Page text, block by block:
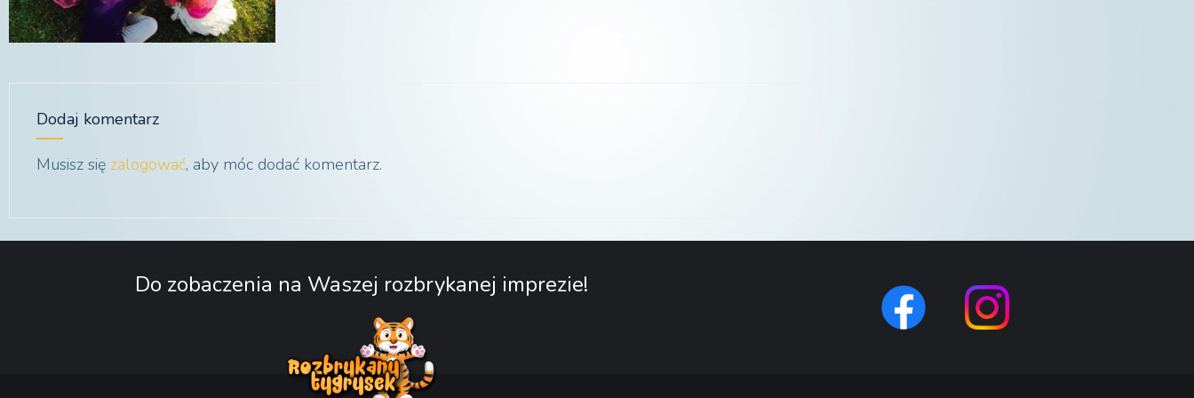
Dodaj komentarz
Musisz się zalogować, aby móc dodać komentarz.
Do zobaczenia na Waszej rozbrykanej imprezie!